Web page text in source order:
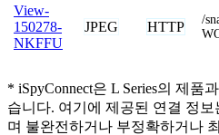
View-
150278-
NKFFU
JPEG HTTP
/
* iSpyConnect은 L Series의 제품
습니다. 여기에 제공된 연결 정보
며 불완전하거나 부정확하거나